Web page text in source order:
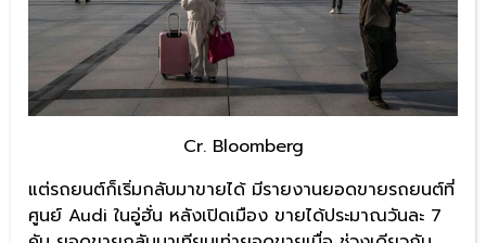
Cr. Bloomberg
แต่รถยนต์ก็เริ่มกลับมาขายได้ มีรายงานยอดขายรถยนต์ที่
ศูนย์ Audi ในอู่ฮั่น หลังเปิดเมือง ขายได้ประมาณวันละ 7